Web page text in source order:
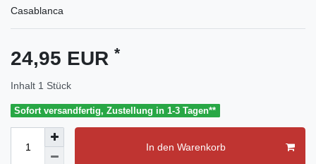
Casablanca
24,95 EUR *
Inhalt 1 Stück
Sofort versandfertig, Zustellung in 1-3 Tagen**
In den Warenkorb